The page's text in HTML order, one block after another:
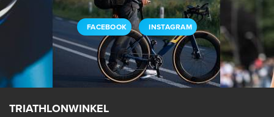
FACEBOOK INSTAGRAM
TRIATHLONWINKEL